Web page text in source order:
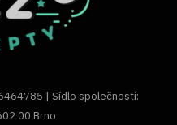
| Sídlo společnosti:
00 Brno